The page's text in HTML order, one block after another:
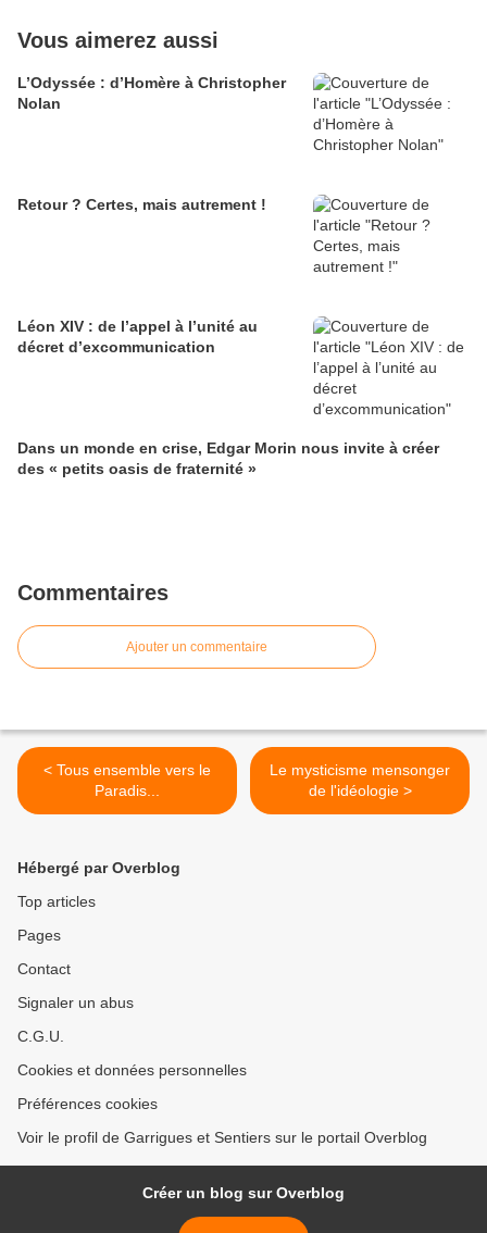
Vous aimerez aussi
L’Odyssée : d’Homère à Christopher
Nolan
Retour ? Certes, mais autrement !
Léon XIV : de l’appel à l’unité au
décret d’excommunication
Dans un monde en crise, Edgar Morin nous invite à créer
des « petits oasis de fraternité »
Commentaires
Ajouter un commentaire
< Tous ensemble vers le
Paradis...
Le mysticisme mensonger
de l'idéologie >
Hébergé par Overblog
Top articles
Pages
Contact
Signaler un abus
C.G.U.
Cookies et données personnelles
Préférences cookies
Voir le profil de Garrigues et Sentiers sur le portail Overblog
Créer un blog sur Overblog